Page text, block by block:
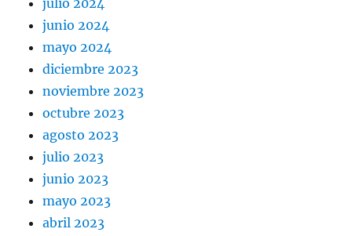
julio 2024
junio 2024
mayo 2024
diciembre 2023
noviembre 2023
octubre 2023
agosto 2023
julio 2023
junio 2023
mayo 2023
abril 2023